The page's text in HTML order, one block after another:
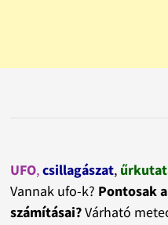
UFO,csillagászat,
Vannak ufo-k? Pontosak
számításai?Várható